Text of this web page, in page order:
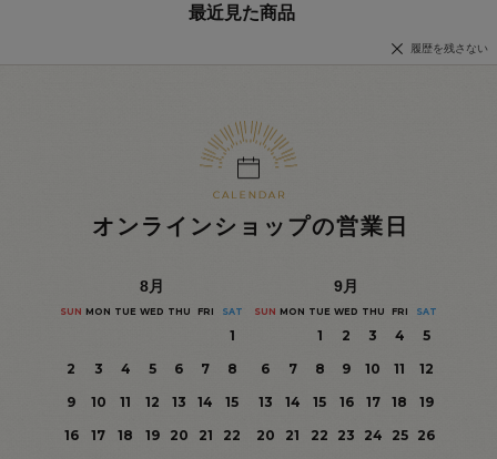
最近見た商品
履歴を残さない
オンラインショップの営業日
8月
SUN MON TUE WED THU FRI SAT
1
2
3 4 5 6 7
8
9
10 11 12 13 14
15
16
17 18 19 20 21
22
9月
SUN MON TUE WED THU FRI SAT
1 2 3 4
5
6
7 8 9 10 11
12
13
14 15 16 17 18
19
20
21 22 23 24 25
26